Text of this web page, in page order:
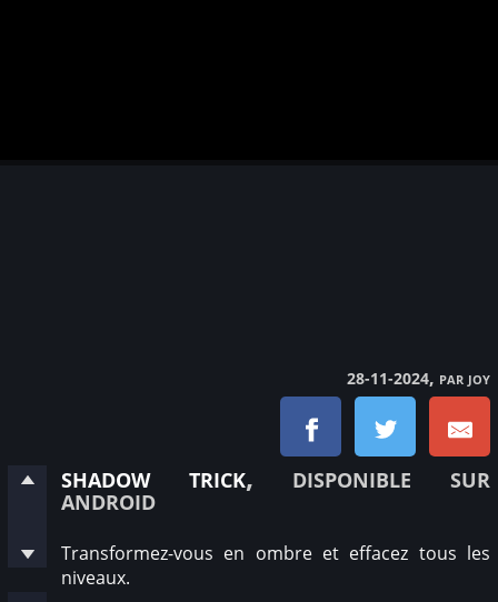
28-11-2024, par joy
shadow trick, disponible sur
android
Transformez-vous en ombre et effacez tous les
niveaux.